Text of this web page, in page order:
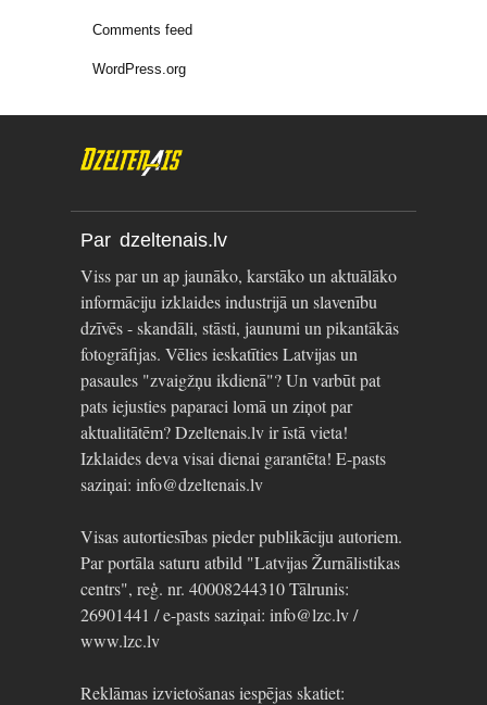
Comments feed
WordPress.org
Par dzeltenais.lv
Viss par un ap jaunāko, karstāko un aktuālāko
informāciju izklaides industrijā un slavenību
dzīvēs - skandāli, stāsti, jaunumi un pikantākās
fotogrāfijas. Vēlies ieskatīties Latvijas un
pasaules "zvaigžņu ikdienā"? Un varbūt pat
pats iejusties paparaci lomā un ziņot par
aktualitātēm? Dzeltenais.lv ir īstā vieta!
Izklaides deva visai dienai garantēta! E-pasts
saziņai: info@dzeltenais.lv
Visas autortiesības pieder publikāciju autoriem.
Par portāla saturu atbild "Latvijas Žurnālistikas
centrs", reģ. nr. 40008244310 Tālrunis:
26901441 / e-pasts saziņai: info@lzc.lv /
www.lzc.lv
Reklāmas izvietošanas iespējas skatiet: